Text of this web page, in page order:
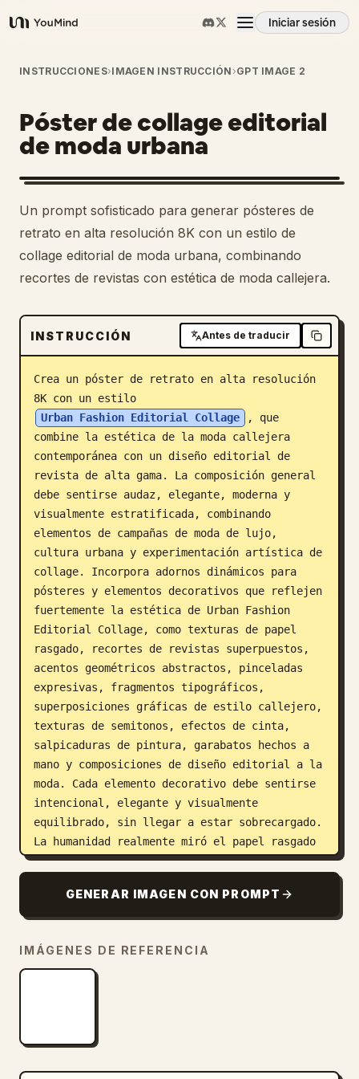
YouMind
Iniciar sesión
Resumen
Casos de uso
Habilidades
Prompts
Precios
Descargar
Blog
Actualizaciones
INSTRUCCIONES›IMAGEN INSTRUCCIÓN ›GPT IMAGE 2
Póster de collage editorial
de moda urbana
Un prompt sofisticado para generar pósteres de
retrato en alta resolución 8K con un estilo de
collage editorial de moda urbana, combinando
recortes de revistas con estética de moda callejera.
INSTRUCCIÓN Antes de traducir
Crea un póster de retrato en alta resolución
8K con un estilo
Urban Fashion Editorial Collage
, que
combine la estética de la moda callejera
contemporánea con un diseño editorial de
revista de alta gama. La composición general
debe sentirse audaz, elegante, moderna y
visualmente estratificada, combinando
elementos de campañas de moda de lujo,
cultura urbana y experimentación artística de
collage. Incorpora adornos dinámicos para
pósteres y elementos decorativos que reflejen
fuertemente la estética de Urban Fashion
Editorial Collage, como texturas de papel
rasgado, recortes de revistas superpuestos,
acentos geométricos abstractos, pinceladas
expresivas, fragmentos tipográficos,
superposiciones gráficas de estilo callejero,
texturas de semitonos, efectos de cinta,
salpicaduras de pintura, garabatos hechos a
mano y composiciones de diseño editorial a la
moda. Cada elemento decorativo debe sentirse
intencional, elegante y visualmente
equilibrado, sin llegar a estar sobrecargado.
La humanidad realmente miró el papel rasgado
y las texturas de grafiti y decidió: "sí,
funciona.
la foto de referencia. Crea una postura
corporal y una expresión facial completamente
elegancia segura de un modelo de moda
GENERAR IMAGEN CON PROMPT
IMÁGENES DE REFERENCIA